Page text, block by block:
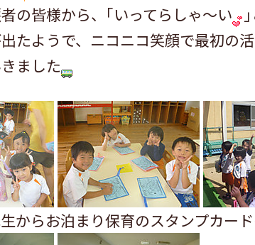
の皆様から、｢いってらしゃ～い
たようで、ニコニコ笑顔で最初の
ました
からお泊まり保育のスタンプカー